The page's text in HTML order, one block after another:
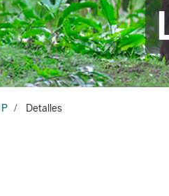
P Detalles